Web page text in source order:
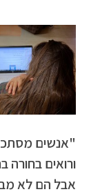
"אנשים
אבל הם לא